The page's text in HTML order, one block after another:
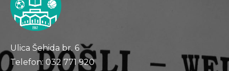
Ulica Šehida br. 6
Telefon: 032 771 920